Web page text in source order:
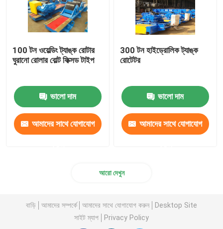
100 টন ওয়েল্ডিং ট্যাঙ্ক রোটার
ঘুরানো রোলার বোল্ট ফিক্সড টাইপ
ভালো দাম
আমাদের সাথে যোগাযোগ
300 টন হাইড্রোলিক ট্যাঙ্ক
রোটেটর
ভালো দাম
আমাদের সাথে যোগাযোগ
আরো দেখুন
বাড়ি আমাদের সম্পর্কে আমাদের সাথে যোগাযোগ করুন
Desktop Site
সাইট ম্যাপ
Privacy Policy